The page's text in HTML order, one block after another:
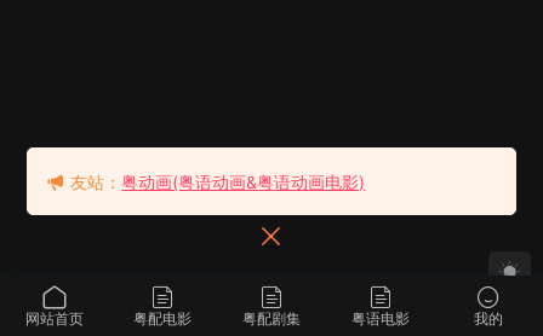
网站首页 粤配电影 粤配剧集 粤语电影 我的
友站：粤动画(粤语动画&粤语动画电影)